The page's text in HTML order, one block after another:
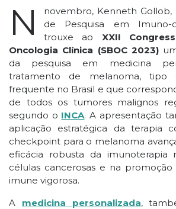
N
novembro, Kenneth
de Pesquisa em Imuno-
trouxe ao XXII
Oncologia Clínica (SBOC 2023)
da pesquisa em medicina
tratamento de melanoma, tipo
frequente no Brasil e que
de todos os tumores malignos
segundo o INCA. A apresentação
aplicação estratégica da terapia
checkpoint para o melanoma
eficácia robusta da imunoterapia
células cancerosas e na
imune vigorosa.
A medicina personalizada,